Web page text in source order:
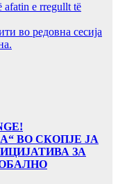
e rregullt të
во редовна сесија
ВО СКОПЈЕ ЈА
ЗА